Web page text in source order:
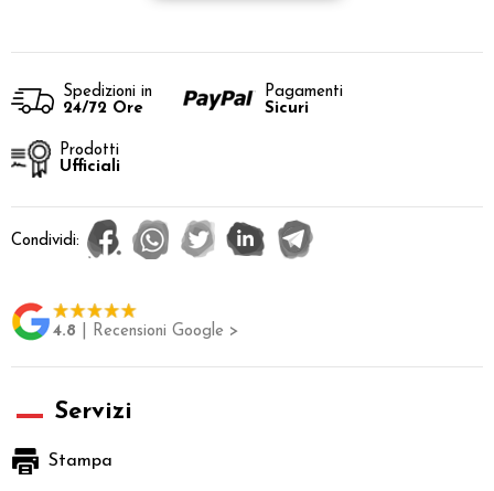
Spedizioni in
24/72 Ore
Pagamenti
Sicuri
Prodotti
Ufficiali
Condividi:
4.8 | Recensioni Google >
Servizi
Stampa